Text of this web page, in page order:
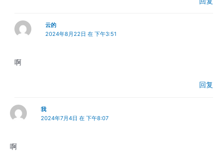
云的
2024年8月22日 在 下午3:51
啊
回复
我
2024年7月4日 在 下午8:07
啊